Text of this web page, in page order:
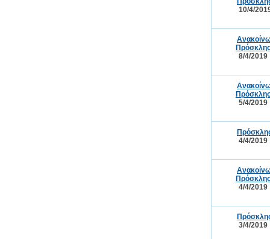
10/4/
8/4/2019
5/4/2019
4/4/2019
4/4/2019
3/4/2019